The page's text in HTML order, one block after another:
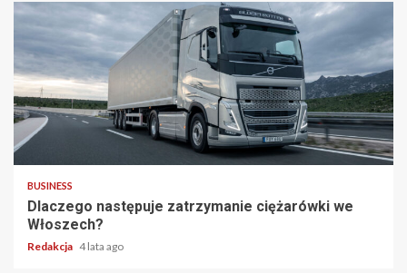
2 min read
BUSINESS
Dlaczego następuje zatrzymanie ciężarówki we
Włoszech?
Redakcja 4 lata ago